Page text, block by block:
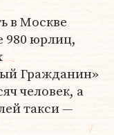
в Москве
980 юрлиц,
Гражданин»
человек, а
такси —